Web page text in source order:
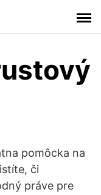
pomôcka na
či
práve pre